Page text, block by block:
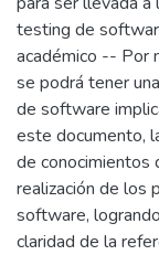
testing de
académico -- Por
se podrá tener
de software
este documento,
de conocimientos
realización de los
software,
claridad de la